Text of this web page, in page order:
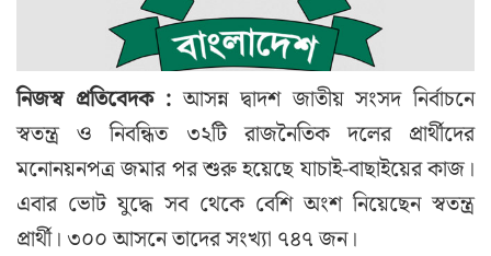
নিজস্ব প্রতিবেদক : আসন্ন দ্বাদশ জাতীয় সংসদ নির্বাচনে
স্বতন্ত্র ও নিবন্ধিত ৩২টি রাজনৈতিক দলের প্রার্থীদের
মনোনয়নপত্র জমার পর শুরু হয়েছে যাচাই-বাছাইয়ের কাজ।
এবার ভোট যুদ্ধে সব থেকে বেশি অংশ নিয়েছেন স্বতন্ত্র
প্রার্থী। ৩০০ আসনে তাদের সংখ্যা ৭৪৭ জন।